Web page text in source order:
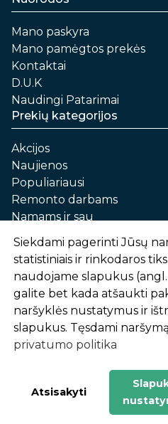
Mano paskyra
Mano pamėgtos prekės
Kontaktai
D.U.K
Naudingi Patarimai
Prekių kategorijos
Akcijos
Naujienos
Populiariausi
Remonto darbams
Namams ir sau
Automobilių priežiūrai
Sodui ir daržui
Informacija
Apie mus
Prekių pirkimo – pardavimo
Prekių pristatymas ir
Garantinis aptarnavimas ir
Privatumo politika
AtHome24.lt © 2026
-
1
2
%
n
u
o
l
a
i
d
a
Siekdami pagerinti Jūsų
statistiniais ir rinkodaros
naudojame slapukus (angl.
galite bet kada atšaukti
naršyklės nustatymus ir
slapukus. Tęsdami
privatumo politika
Atsisakyti